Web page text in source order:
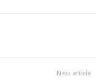
Next article